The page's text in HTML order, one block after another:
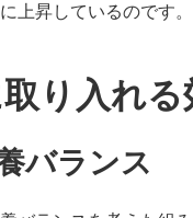
上昇しているのです。
り入れ
バランス